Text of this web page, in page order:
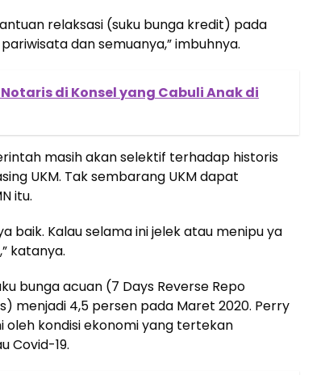
relaksasi (suku bunga kredit) pada
dan semuanya,” imbuhnya.
di Konsel yang Cabuli Anak di
masih akan selektif terhadap historis
UKM. Tak sembarang UKM dapat
itu.
baik. Kalau selama ini jelek atau menipu ya
katanya.
bunga acuan (7 Days Reverse Repo
menjadi 4,5 persen pada Maret 2020. Perry
kondisi ekonomi yang tertekan
Covid-19.